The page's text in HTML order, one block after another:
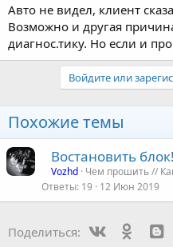
Авто не видел, клиент
Возможно и другая
диагнос.тику. Но если и
Войдите или
Похожие темы
Востановить
Vozhd Чем прошить //
Ответы 19 12 Июн 2019
Поделиться: Ok